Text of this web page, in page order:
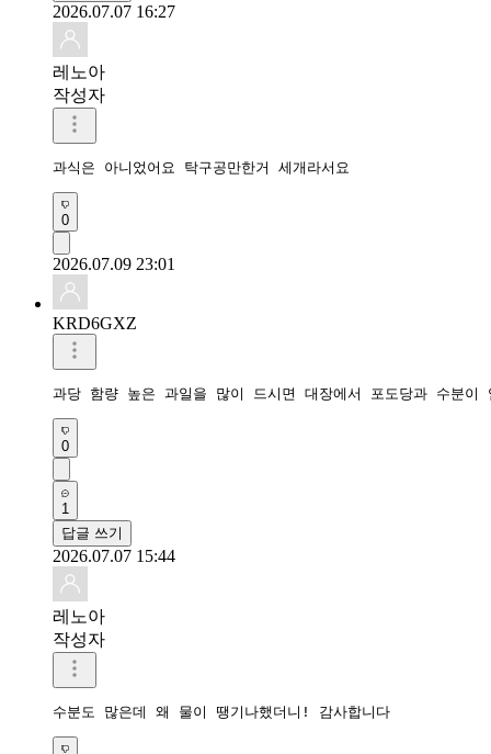
2026.07.07 16:27
레노아
작성자
과식은 아니었어요 탁구공만한거 세개라서요
0
2026.07.09 23:01
KRD6GXZ
과당 함량 높은 과일을 많이 드시면 대장에서 포도당과 수분
0
1
답글 쓰기
2026.07.07 15:44
레노아
작성자
수분도 많은데 왜 물이 땡기나했더니! 감사합니다